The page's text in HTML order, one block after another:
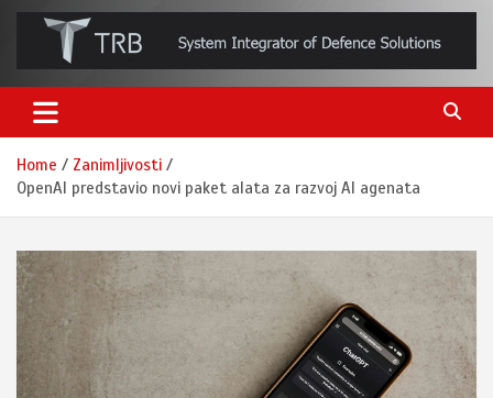
BNDAN.com
Home
Zanimljivosti
OpenAI predstavio novi paket alata za razvoj AI agenata